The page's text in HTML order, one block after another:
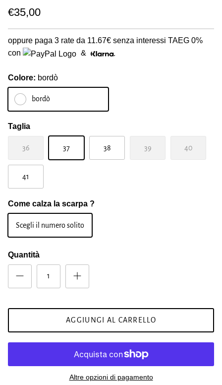
€35,00
oppure paga 3 rate da 11.67€ senza interessi TAEG 0%
con
&
Colore: bordò
bordò
Taglia
36 37 38 39 40
41
Come calza la scarpa ?
Scegli il numero solito
Quantità
AGGIUNGI AL CARRELLO
Altre opzioni di pagamento